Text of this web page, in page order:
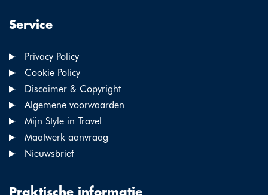
Service
Privacy Policy
Cookie Policy
Discaimer & Copyright
Algemene voorwaarden
Mijn Style in Travel
Maatwerk aanvraag
Nieuwsbrief